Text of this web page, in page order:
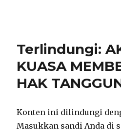
Terlindungi:
KUASA
HAK
Konten ini dilindungi
Masukkan sandi Anda di